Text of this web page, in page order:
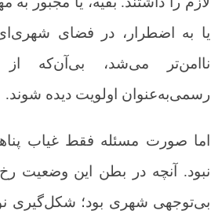
یا به اضطرار، در فضای
ناامن‌تر می‌شد، بی‌آن‌که
رسمی‌به‌عنوان اولویت دیده شوند.
اما صورت مسئله فقط غیاب
نبود. آنچه در بطن این وضعیت رخ
بی‌توجهی شهری بود؛ شکل‌گیری